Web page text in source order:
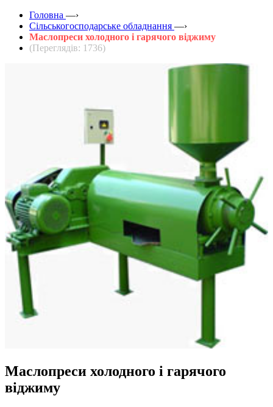
Головна —›
Сільськогосподарське обладнання —›
Маслопреси холодного і гарячого віджиму
(Переглядів: 1736)
Маслопреси холодного і гарячого
віджиму